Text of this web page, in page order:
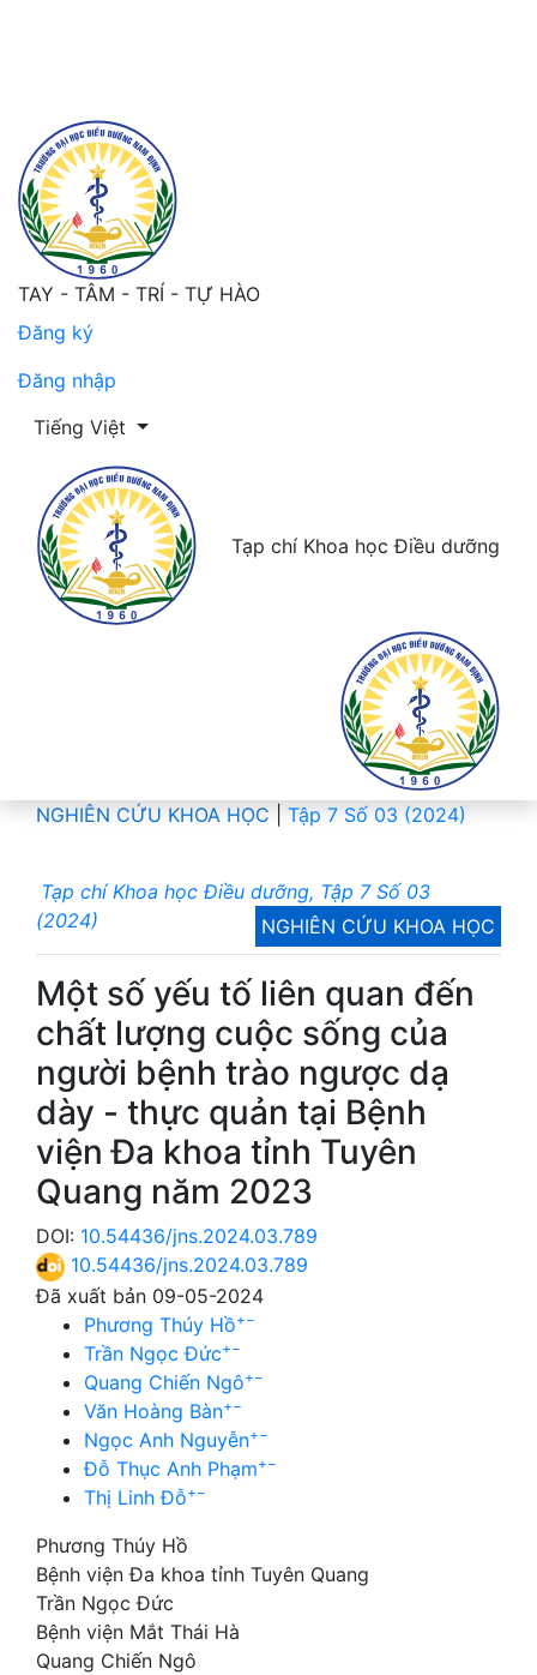
TAY - TÂM - TRÍ - TỰ HÀO
Đăng ký
Đăng nhập
Thay đổi ngôn ngữ. Ngôn ngữ hiện tại là:
Tiếng Việt
Tạp chí Khoa học Điều dưỡng
NGHIÊN CỨU KHOA HỌC Tập 7 Số 03 (2024)
Tạp chí Khoa học Điều dưỡng, Tập 7 Số 03
(2024)
NGHIÊN CỨU KHOA HỌC
Một số yếu tố liên quan đến
chất lượng cuộc sống của
người bệnh trào ngược dạ
dày - thực quản tại Bệnh
viện Đa khoa tỉnh Tuyên
Quang năm 2023
DOI: 10.54436/jns.2024.03.789
10.54436/jns.2024.03.789
Đã xuất bản 09-05-2024
Phương Thúy Hồ+−
Trần Ngọc Đức+−
Quang Chiến Ngô+−
Văn Hoàng Bàn+−
Ngọc Anh Nguyễn+−
Đỗ Thục Anh Phạm+−
Thị Linh Đỗ+−
Phương Thúy Hồ
Bệnh viện Đa khoa tỉnh Tuyên Quang
Trần Ngọc Đức
Bệnh viện Mắt Thái Hà
Quang Chiến Ngô